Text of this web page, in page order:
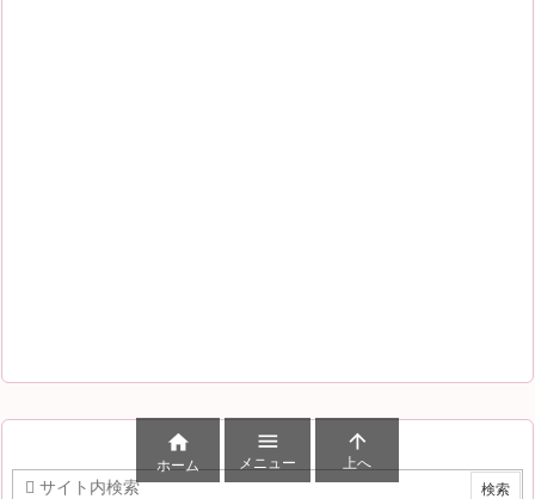

ホーム

メニュー

上へ